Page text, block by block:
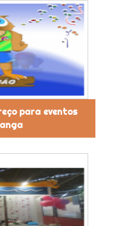
para eventos